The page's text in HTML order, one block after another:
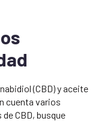
(CBD) y aceite
cuenta varios
CBD, busque